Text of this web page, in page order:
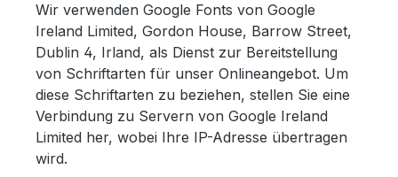
Wir verwenden Google Fonts von Google
Ireland Limited, Gordon House, Barrow Street,
Dublin 4, Irland, als Dienst zur Bereitstellung
von Schriftarten für unser Onlineangebot. Um
diese Schriftarten zu beziehen, stellen Sie eine
Verbindung zu Servern von Google Ireland
Limited her, wobei Ihre IP-Adresse übertragen
wird.